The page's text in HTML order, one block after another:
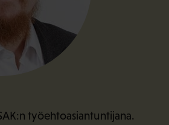
työehtoasiantuntijana.